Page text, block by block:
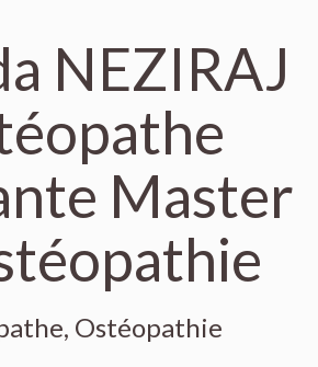
NEZIRAJ
Master
Ostéopathie